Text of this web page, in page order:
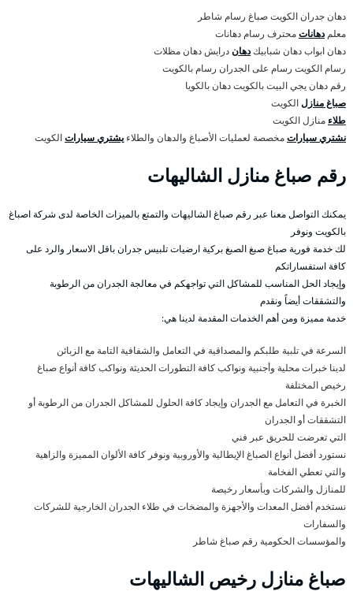
دهان جدران الكويت صباغ رسام شاطر
معلمدهاناتمحترف رسام دهانات
دهان ابواب دهان شبابيكدهاندرايش دهان مظلات
رسام الكويت رسام على الجدران رسام بالكويت
رقم دهان يجي البيت بالكويت دهان بالكويا
صباغ منازلالكويت
طلاء منازل الكويت
نشتري سياراتمخصصة لعمليات الأصباغ والدهان والطلاءيشتري سياراتالكويت
رقم صباغ منازل الشاليهات
يمكنك التواصل معنا عبر رقم صباغ الشاليهات والتمتع بالميزات الخاصة لدى شركة اصباغ
بالكويت ونوفر
لك خدمة فورية صباغ صبغ الصبغ بركية ارضيات تلبيس جدران باقل الاسعار والرد على
كافة استفساراتكم
وإيجاد الحل المناسب للمشاكل التي تواجهكم في معالجة الجدران من الرطوبة
والتشققات أيضاً ونقدم
خدمة مميزة ومن أهم الخدمات المقدمة لدينا هي:
السرعة في تلبية طلبكم والمصداقية في التعامل والشفافية التامة مع الزبائن
لدينا خبرات محلية وأجنبية ونواكب كافة التطورات الحديثة ونواكب كافة أنواع صباغ
رخيص المختلفة
الخبرة في التعامل مع الجدران وإيجاد كافة الحلول للمشاكل الجدران من الرطوبة أو
التشققات أو الجدران
التي تعرضت للحريق عبر فني
نستورد أفضل أنواع الصباغ الإيطالية والأوروبية ونوفر كافة الألوان المميزة والزاهية
والتي تعطي الفخامة
للمنازل والشركات وبأسعار رخيصة
نستخدم أفضل المعدات والأجهزة والمضخات في طلاء الجدران الخارجية للشركات
والسفارات
والمؤسسات الحكومية رقم صباغ شاطر
صباغ منازل رخيص الشاليهات